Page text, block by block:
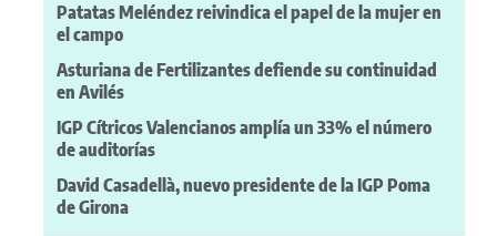
Patatas Meléndez reivindica el papel de la mujer en
el campo
Asturiana de Fertilizantes defiende su continuidad
en Avilés
IGP Cítricos Valencianos amplía un 33% el número
de auditorías
David Casadellà, nuevo presidente de la IGP Poma
de Girona